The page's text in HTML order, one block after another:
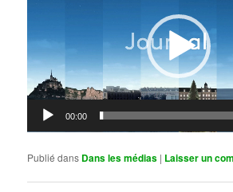
00:00
Publié dans Dans les médias | Laisser un